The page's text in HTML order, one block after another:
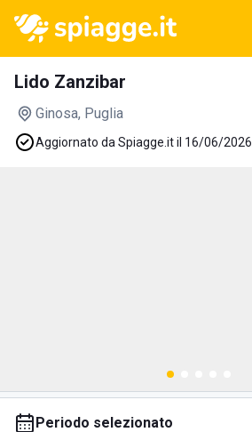
Lido Zanzibar
Ginosa, Puglia
Aggiornato da Spiagge.it il 16/06/2026
Periodo selezionato